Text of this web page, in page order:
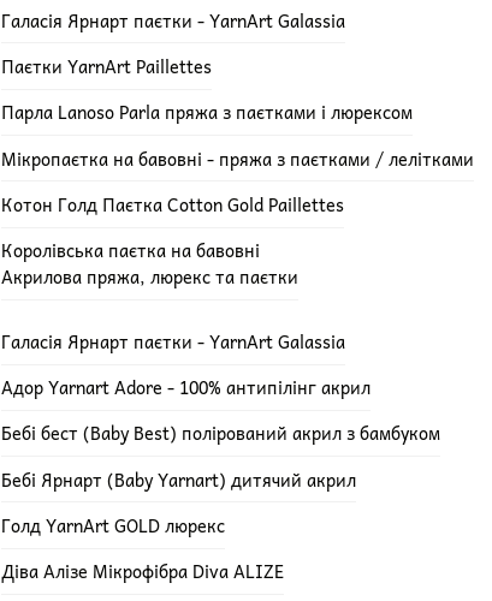
Галасія Ярнарт паєтки - YarnArt Galassia
Паєтки YarnArt Paillettes
Парла Lanoso Parla пряжа з паєтками і люрексом
Мікропаєтка на бавовні - пряжа з паєтками / лелітками
Котон Голд Паєтка Cotton Gold Paillettes
Королівська паєтка на бавовні
Акрилова пряжа, люрекс та паєтки
Галасія Ярнарт паєтки - YarnArt Galassia
Адор Yarnart Adore - 100% антипілінг акрил
Бебі бест (Baby Best) полірований акрил з бамбуком
Бебі Ярнарт (Baby Yarnart) дитячий акрил
Голд YarnArt GOLD люрекс
Діва Алізе Мікрофібра Diva ALIZE